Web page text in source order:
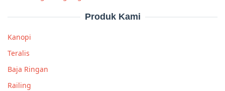
Produk Kami
Kanopi
Teralis
Baja Ringan
Railing